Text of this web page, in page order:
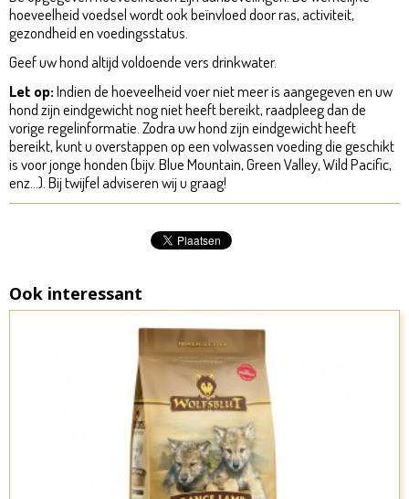
hoeveelheid voedsel wordt ook beïnvloed door ras, activiteit,
gezondheid en voedingsstatus.
Geef uw hond altijd voldoende vers drinkwater.
Let op:Indien de hoeveelheid voer niet meer is aangegeven en uw
hond zijn eindgewicht nog niet heeft bereikt, raadpleeg dan de
vorige regelinformatie. Zodra uw hond zijn eindgewicht heeft
bereikt, kunt u overstappen op een volwassen voeding die geschikt
is voor jonge honden (bijv. Blue Mountain, Green Valley, Wild Pacific,
enz...). Bij twijfel adviseren wij u graag!
Ook interessant